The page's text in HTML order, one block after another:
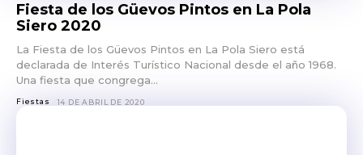
Fiesta de los Güevos Pintos en La Pola
Siero 2020
La Fiesta de los Güevos Pintos en La Pola Siero está
declarada de Interés Turístico Nacional desde el año 1968.
Una fiesta que congrega...
Fiestas 14 DE ABRIL DE 2020